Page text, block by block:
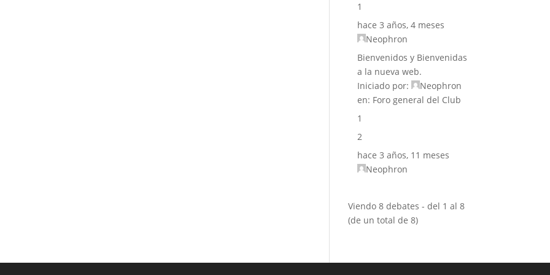
1
hace 3 años, 4 meses
Neophron
Bienvenidos y Bienvenidas
a la nueva web.
Iniciado por:
Neophron
en: Foro general del Club
1
2
hace 3 años, 11 meses
Neophron
Viendo 8 debates - del 1 al 8
(de un total de 8)